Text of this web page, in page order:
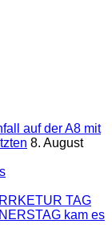
auf der A8 mit
8. August
TAG
kam es